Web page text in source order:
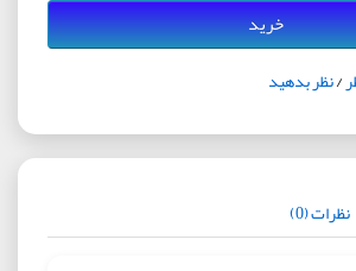
خرید
/نظر بدهید
نظرات (0)